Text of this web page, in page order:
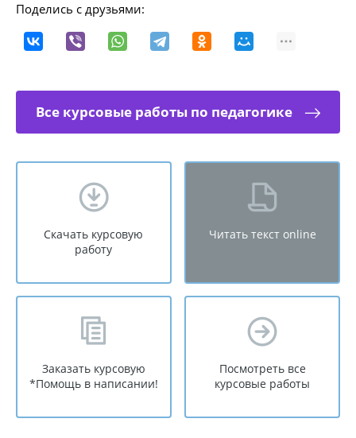
Поделись с друзьями:
Все курсовые работы по педагогике
Скачать курсовую
работу
Читать текст online
Заказать курсовую
*Помощь в написании!
Посмотреть все
курсовые работы